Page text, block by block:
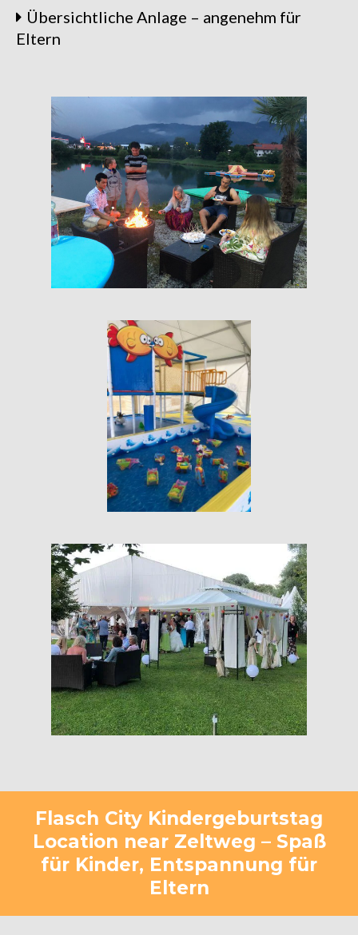
Übersichtliche Anlage – angenehm für
Eltern
Flasch City Kindergeburtstag
Location near Zeltweg – Spaß
für Kinder, Entspannung für
Eltern